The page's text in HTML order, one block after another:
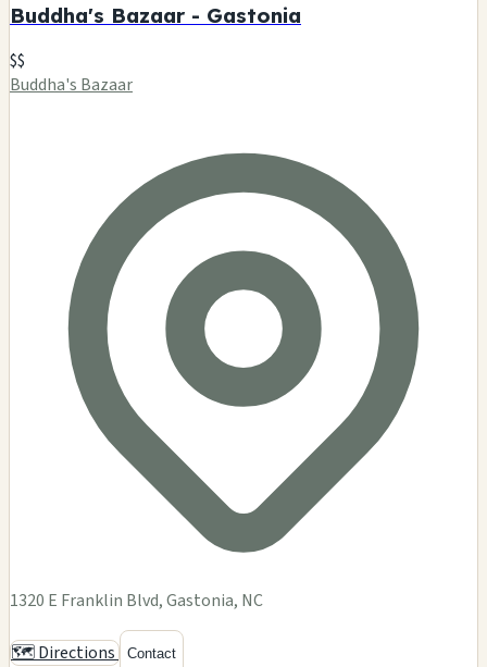
Buddha's Bazaar - Gastonia
$$
Buddha's Bazaar
1320 E Franklin Blvd, Gastonia, NC
🗺️ Directions Contact